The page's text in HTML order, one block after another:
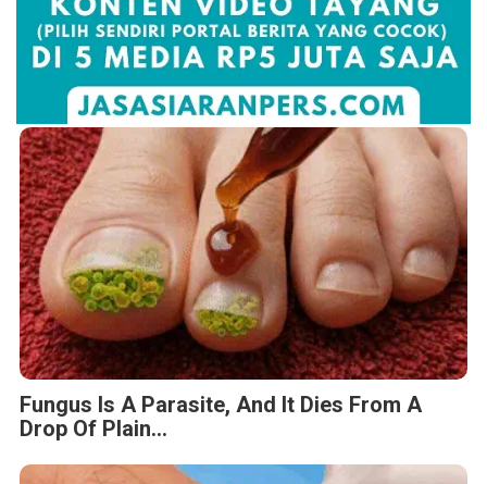
Fungus Is A Parasite, And It Dies From A
Drop Of Plain...